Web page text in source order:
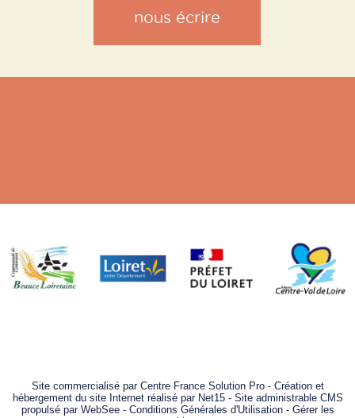
nous écrire
Site commercialisé par Centre France Solution Pro- Création et
hébergement du site Internet réalisé par Net15- Site administrable CMS
propulsé par WebSee- Conditions Générales d'Utilisation- Gérer les